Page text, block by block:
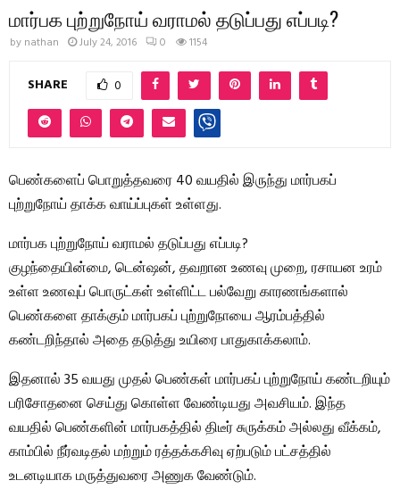
மார்பக புற்றுநோய் வராமல் தடுப்பது எப்படி?
by nathan July 24, 2016 0 1154
SHARE 0
பெண்களைப் பொறுத்தவரை 40 வயதில் இருந்து மார்பகப்
புற்றுநோய் தாக்க வாய்ப்புகள் உள்ளது.
மார்பக புற்றுநோய் வராமல் தடுப்பது எப்படி?
குழந்தையின்மை, டென்ஷன், தவறான உணவு முறை, ரசாயன உரம்
உள்ள உணவுப் பொருட்கள் உள்ளிட்ட பல்வேறு காரணங்களால்
பெண்களை தாக்கும் மார்பகப் புற்றுநோயை ஆரம்பத்தில்
கண்டறிந்தால் அதை தடுத்து உயிரை பாதுகாக்கலாம்.
இதனால் 35 வயது முதல் பெண்கள் மார்பகப் புற்றுநோய் கண்டறியும்
பரிசோதனை செய்து கொள்ள வேண்டியது அவசியம். இந்த
வயதில் பெண்களின் மார்பகத்தில் திடீர் சுருக்கம் அல்லது வீக்கம்,
காம்பில் நீர்வடிதல் மற்றும் ரத்தக்கசிவு ஏற்படும் பட்சத்தில்
உடனடியாக மருத்துவரை அணுக வேண்டும்.